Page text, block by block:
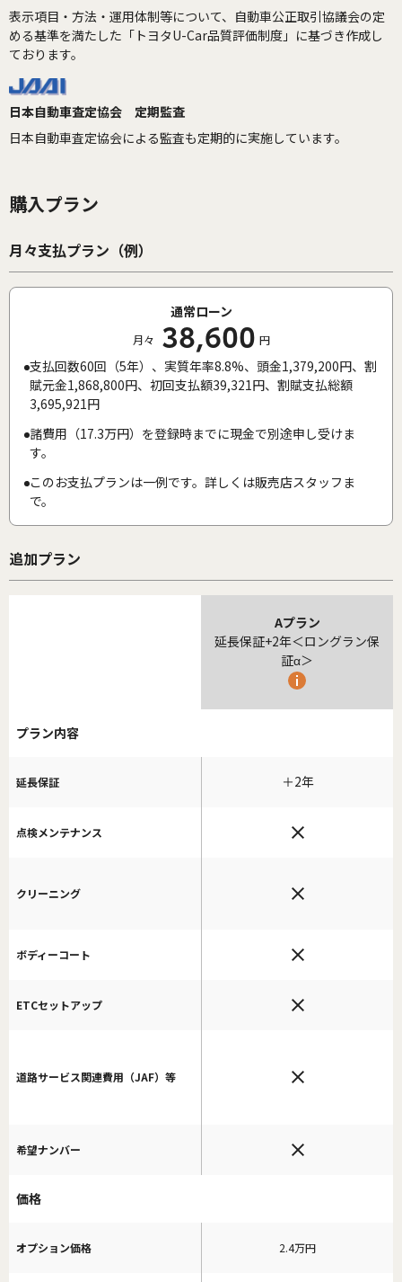
表示項目・方法・運用体制等について、自動車公正取引協議会の定
める基準を満たした「トヨタU-Car品質評価制度」に基づき作成し
ております。
日本自動車査定協会 定期監査
日本自動車査定協会による監査も定期的に実施しています。
購入プラン
月々支払プラン（例）
通常ローン
月々 38,600 円
支払回数60回（5年）、実質年率8.8%、頭金1,379,200円、割
賦元金1,868,800円、初回支払額39,321円、割賦支払総額
3,695,921円
諸費用（17.3万円）を登録時までに現金で別途申し受けま
す。
このお支払プランは一例です。詳しくは販売店スタッフま
で。
追加プラン
Aプラン
延長保証+2年＜ロングラン保
証α＞
プラン内容
延長保証 ＋2年
点検メンテナンス
クリーニング
ボディーコート
ETCセットアップ
道路サービス関連費用（JAF）等
希望ナンバー
価格
オプション価格 2.4万円